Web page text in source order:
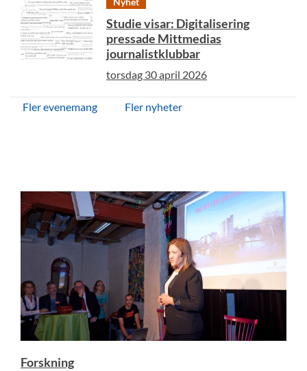
Studie visar: Digitalisering
pressade Mittmedias
journalistklubbar
torsdag 30 april 2026
Fler evenemang Fler nyheter
Forskning